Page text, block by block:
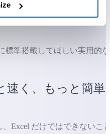
標準搭載してほしい実用的な
速く、もっと簡単
Excel だけではできないこ